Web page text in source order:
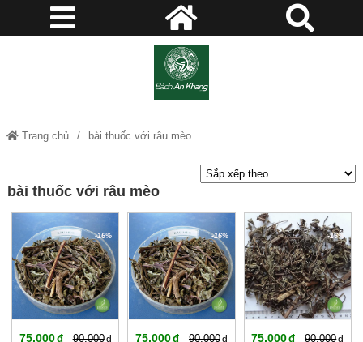
Trang chủ bài thuốc với râu mèo
bài thuốc với râu mèo
-16%
75,000
90,000
-16%
75,000
90,000
-16%
75,000
90,000